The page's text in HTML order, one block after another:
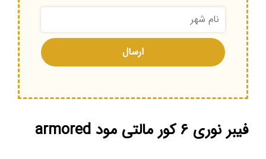
فیبر نوری ۶ کور مالتی مود armored